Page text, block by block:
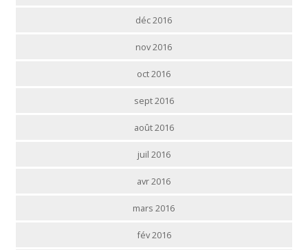
déc 2016
nov 2016
oct 2016
sept 2016
août 2016
juil 2016
avr 2016
mars 2016
fév 2016